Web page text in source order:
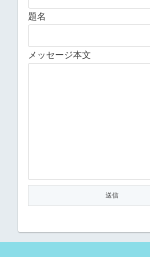
題名
メッセージ本文